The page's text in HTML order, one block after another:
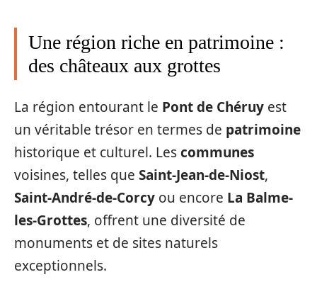
Une région riche en patrimoine :
des châteaux aux grottes
La région entourant le Pont de Chéruy est
un véritable trésor en termes de patrimoine
historique et culturel. Lescommunes
voisines, telles que Saint-Jean-de-Niost,
Saint-André-de-Corcy ou encore La Balme-
les-Grottes, offrent une diversité de
monuments et de sites naturels
exceptionnels.